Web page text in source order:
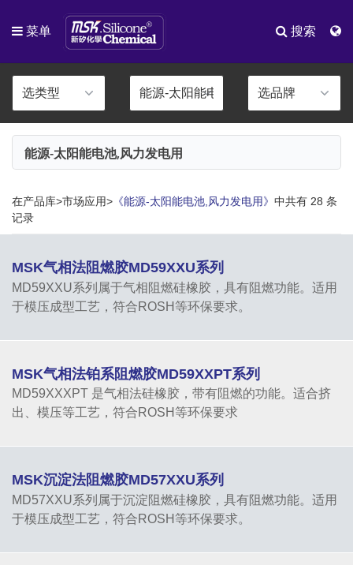
菜单 搜索
能源-太阳能电池,风力发电用
在产品库>市场应用> 《能源-太阳能电池,风力发电用》 中共有 28 条
记录
MSK气相法阻燃胶MD59XXU系列
MD59XXU系列属于气相阻燃硅橡胶，具有阻燃功能。适用
于模压成型工艺，符合ROSH等环保要求。
MSK气相法铂系阻燃胶MD59XXPT系列
MD59XXXPT 是气相法硅橡胶，带有阻燃的功能。适合挤
出、模压等工艺，符合ROSH等环保要求
MSK沉淀法阻燃胶MD57XXU系列
MD57XXU系列属于沉淀阻燃硅橡胶，具有阻燃功能。适用
于模压成型工艺，符合ROSH等环保要求。